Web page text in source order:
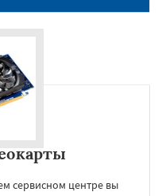
сервисном центре вы